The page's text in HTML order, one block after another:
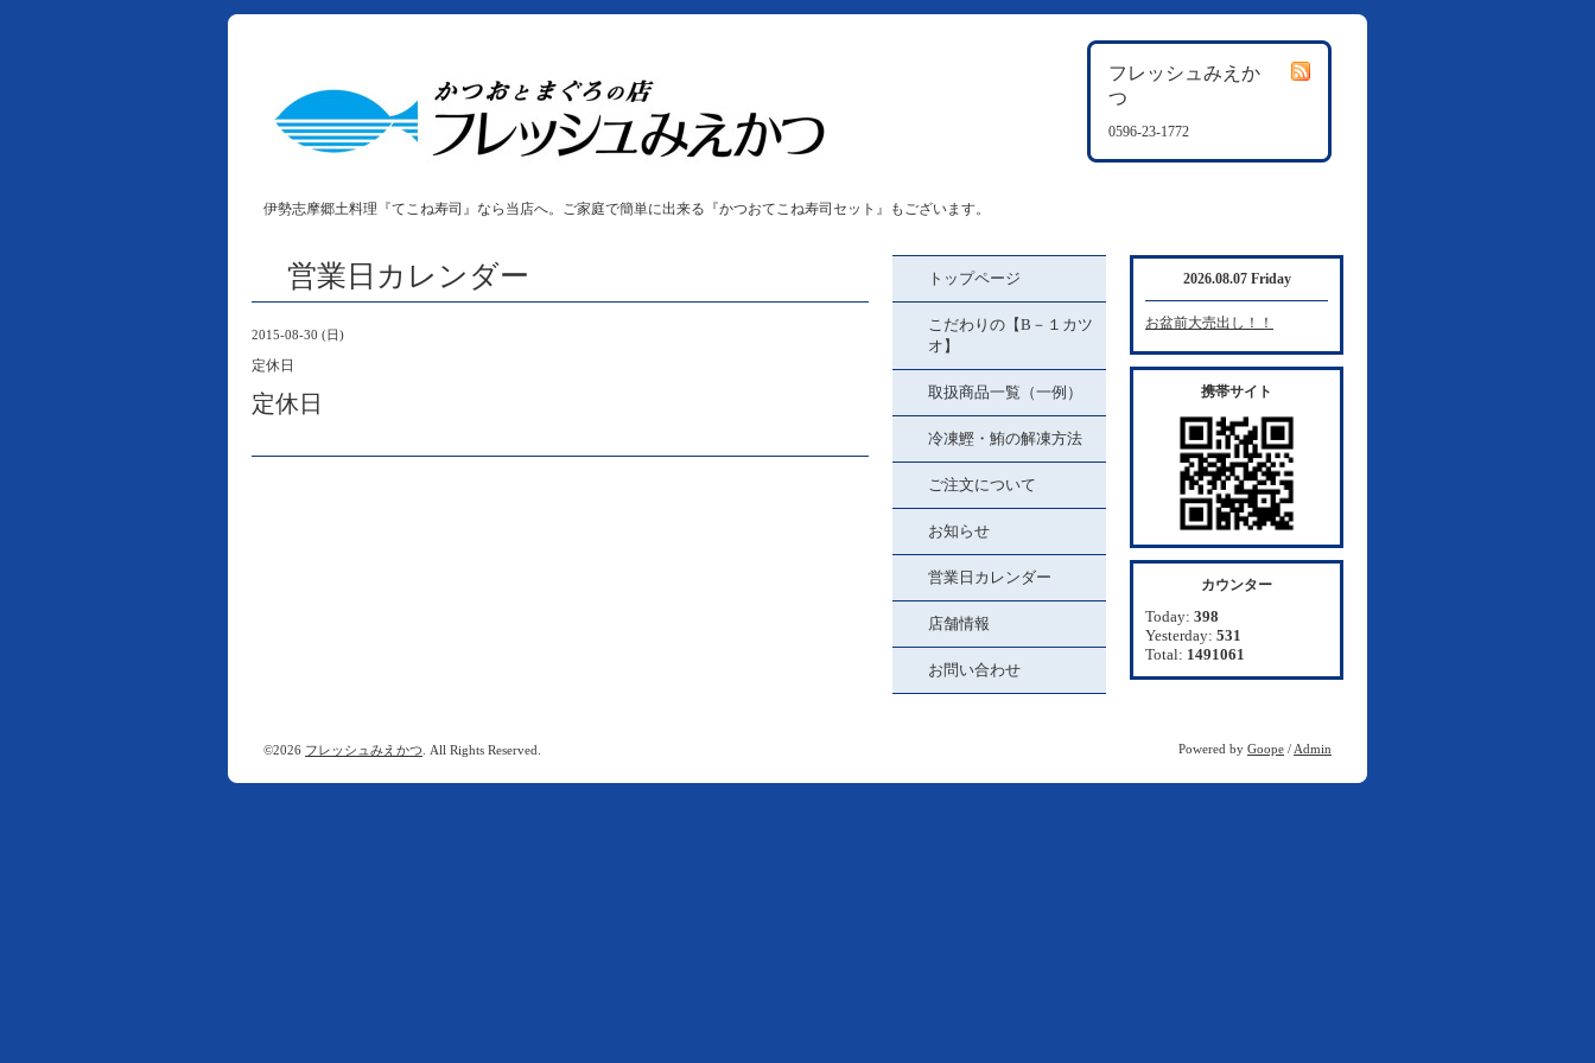
フレッシュみえか
つ
0596-23-1772
伊勢志摩郷土料理『てこね寿司』なら当店へ。ご家庭で簡単に出来る『かつおてこね寿司セット』もございます。
営業日カレンダー
2015-08-30 (日)
定休日
定休日
トップページ
こだわりの【B－１カツ
オ】
取扱商品一覧（一例）
冷凍鰹・鮪の解凍方法
ご注文について
お知らせ
営業日カレンダー
店舗情報
お問い合わせ
2026.08.07 Friday
お盆前大売出し！！
携帯サイト
カウンター
Today: 398
Yesterday: 531
Total: 1491061
©2026 フレッシュみえかつ . All Rights Reserved. Powered by Goope / Admin